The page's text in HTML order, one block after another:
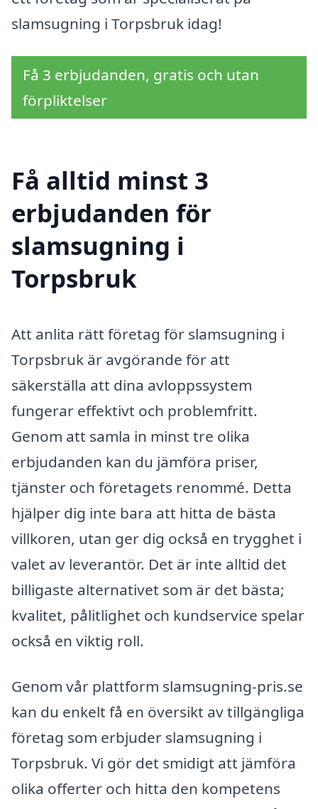
slamsugning i Torpsbruk idag!
Få 3 erbjudanden, gratis och utan
förpliktelser
Få alltid minst 3
erbjudanden för
slamsugning i
Torpsbruk
Att anlita rätt företag för slamsugning i
Torpsbruk är avgörande för att
säkerställa att dina avloppssystem
fungerar effektivt och problemfritt.
Genom att samla in minst tre olika
erbjudanden kan du jämföra priser,
tjänster och företagets renommé. Detta
hjälper dig inte bara att hitta de bästa
villkoren, utan ger dig också en trygghet i
valet av leverantör. Det är inte alltid det
billigaste alternativet som är det bästa;
kvalitet, pålitlighet och kundservice spelar
också en viktig roll.
Genom vår plattform slamsugning-pris.se
kan du enkelt få en översikt av tillgängliga
företag som erbjuder slamsugning i
Torpsbruk. Vi gör det smidigt att jämföra
olika offerter och hitta den kompetens